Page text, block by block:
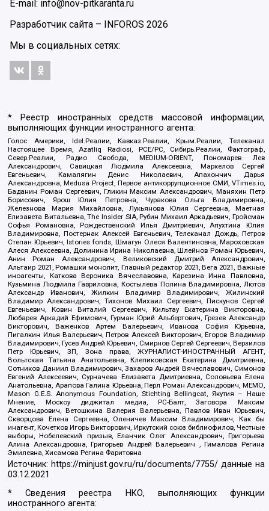
E-mail: info@nov-pitkaranta.ru
Разработчик сайта –
INFOROS 2026
Мы в социальных сетях:
* Реестр иностранных средств массовой информации,
выполняющих функции иностранного агента:
Голос Америки, Idel.Реалии, Кавказ.Реалии, Крым.Реалии, Телеканал
Настоящее Время, Azatliq Radiosi, PCE/PC, Сибирь.Реалии, Фактограф,
Север.Реалии, Радио Свобода, MEDIUM-ORIENT, Пономарев Лев
Александрович, Савицкая Людмила Алексеевна, Маркелов Сергей
Евгеньевич, Камалягин Денис Николаевич, Апахончич Дарья
Александровна, Medusa Project, Первое антикоррупционное СМИ, VTimes.io,
Баданин Роман Сергеевич, Гликин Максим Александрович, Маняхин Петр
Борисович, Ярош Юлия Петровна, Чуракова Ольга Владимировна,
Железнова Мария Михайловна, Лукьянова Юлия Сергеевна, Маетная
Елизавета Витальевна, The Insider SIA, Рубин Михаил Аркадьевич, Гройсман
Софья Романовна, Рождественский Илья Дмитриевич, Апухтина Юлия
Владимировна, Постернак Алексей Евгеньевич, Телеканал Дождь, Петров
Степан Юрьевич, Istories fonds, Шмагун Олеся Валентиновна, Мароховская
Алеся Алексеевна, Долинина Ирина Николаевна, Шлейнов Роман Юрьевич,
Анин Роман Александрович, Великовский Дмитрий Александрович,
Альтаир 2021, Ромашки монолит, Главный редактор 2021, Вега 2021, Важные
иноагенты, Каткова Вероника Вячеславовна, Карезина Инна Павловна,
Кузьмина Людмила Гавриловна, Костылева Полина Владимировна, Лютов
Александр Иванович, Жилкин Владимир Владимирович, Жилинский
Владимир Александрович, Тихонов Михаил Сергеевич, Пискунов Сергей
Евгеньевич, Ковин Виталий Сергеевич, Кильтау Екатерина Викторовна,
Любарев Аркадий Ефимович, Гурман Юрий Альбертович, Грезев Александр
Викторович, Важенков Артем Валерьевич, Иванова София Юрьевна,
Пигалкин Илья Валерьевич, Петров Алексей Викторович, Егоров Владимир
Владимирович, Гусев Андрей Юрьевич, Смирнов Сергей Сергеевич, Верзилов
Петр Юрьевич, ЗП, Зона права, ЖУРНАЛИСТ-ИНОСТРАННЫЙ АГЕНТ,
Вольтская Татьяна Анатольевна, Клепиковская Екатерина Дмитриевна,
Сотников Даниил Владимирович, Захаров Андрей Вячеславович, Симонов
Евгений Алексеевич, Сурначева Елизавета Дмитриевна, Соловьева Елена
Анатольевна, Арапова Галина Юрьевна, Перл Роман Александрович, МЕМО,
Mason G.E.S. Anonymous Foundation, Stichting Bellingcat, Якутия – Наше
Мнение, Москоу диджитал медиа, РС-Балт, Заговора Максим
Александрович, Ветошкина Валерия Валерьевна, Павлов Иван Юрьевич,
Скворцова Елена Сергеевна, Оленичев Максим Владимирович, Как бы
инагент, Кочетков Игорь Викторович, Иркутский союз библиофилов, Честные
выборы, Нобелевский призыв, Еланчик Олег Александрович, Григорьева
Алина Александровна, Григорьев Андрей Валерьевич , Гималова Регина
Эмилевна, Хисамова Регина Фаритовна
Источник: https://minjust.gov.ru/ru/documents/7755/ данные на
03.12.2021
* Сведения реестра НКО, выполняющих функции
иностранного агента: